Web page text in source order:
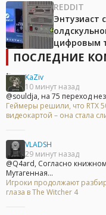
REDDIT
Энтузиаст
цифровым
ПОСЛЕДНИЕ
KaZiv
10 минут назад
@souldja, на 75 переход
Геймеры решили, что RTX
видеокартой – она стала
VLADSH
29 минут назад
@Q4ard, Согласно
Мутагенная...
Игроки продолжают
глаза в The Witcher 4